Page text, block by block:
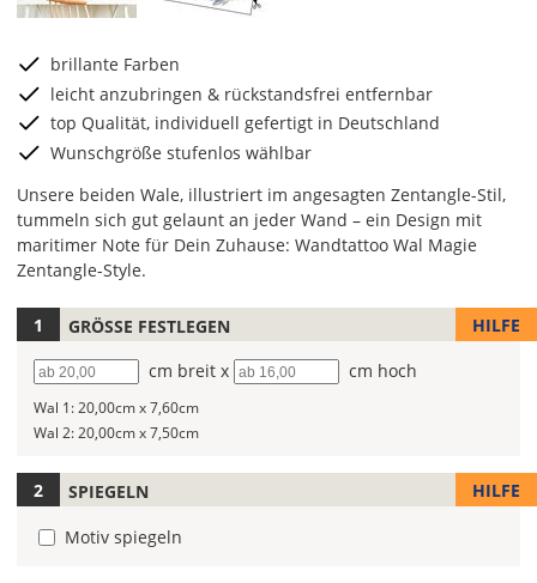
brillante Farben
leicht anzubringen & rückstandsfrei entfernbar
top Qualität, individuell gefertigt in Deutschland
Wunschgröße stufenlos wählbar
Unsere beiden Wale, illustriert im angesagten Zentangle-Stil,
tummeln sich gut gelaunt an jeder Wand – ein Design mit
maritimer Note für Dein Zuhause: Wandtattoo Wal Magie
Zentangle-Style.
Hier
Du
die
Größe
Wandtattoos
festlegen.
Die
GRÖSSE FESTLEGEN HILFE
Breite cm breit x Höhe cm hoch
Wal 1:20,00cm x 7,60cm
Wal 2:20,00cm x 7,50cm
SPIEGELN HILFE
Motiv spiegeln